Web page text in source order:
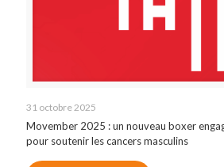
31 octobre 2025
Movember 2025 : un nouveau boxer
pour soutenir les cancers masculins